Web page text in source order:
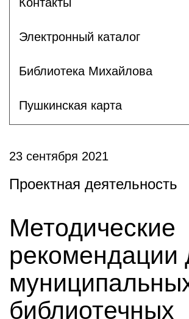
Электронный каталог
Библиотека Михайлова
Пушкинская карта
23 сентября 2021
Проектная деятельность
Методические
рекомендации
библиотечных